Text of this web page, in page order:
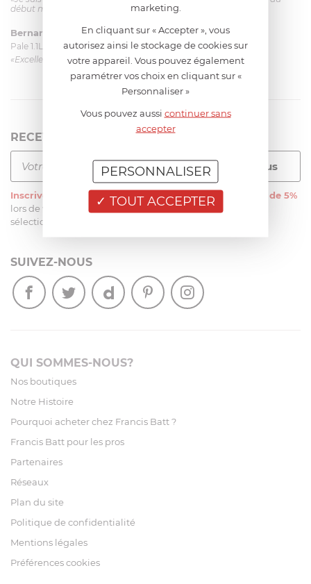
début mais ça le fait. La livraison a été très rapide. ...»
Bernard le 23/06/2026 à 09:43
Pale 1.1L pour Glacier Magimix 11031/121/123/124
«Excellent: produit et livraison»
RECEVEZ LA NEWSLETTER
Inscrivez-vous à notre newsletter et recevezune remise de 5%
lors de votre première commande sur notre site sur une
sélection d’articles, hors soldes et promotions
SUIVEZ-NOUS
QUI SOMMES-NOUS?
Nos boutiques
Notre Histoire
Pourquoi acheter chez Francis Batt ?
Francis Batt pour les pros
Partenaires
Réseaux
Plan du site
Politique de confidentialité
Mentions légales
Préférences cookies
marketing.
En cliquant sur « Accepter », vous
autorisez ainsi le stockage de cookies sur
votre appareil. Vous pouvez également
paramétrer vos choix en cliquant sur «
Personnaliser »
Vous pouvez aussi continuer sans
accepter
TOUT ACCEPTER
PERSONNALISER